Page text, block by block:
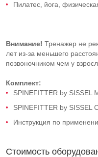
Пилатес, йога,
Внимание! Тренажер не
лет из-за меньшего
позвоночником чем у
Комплект:
SPINEFITTER by SISSEL
SPINEFITTER by SISSEL
Инструкция по
Стоимость